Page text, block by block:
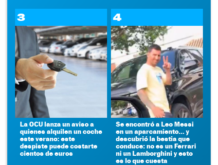
3
La OCU lanza un aviso a
quienes alquilen un coche
este verano: este
despiste puede costarte
cientos de euros
4
Se encontró a Leo Messi
en un aparcamiento... y
descubrió la bestia que
conduce: no es un Ferrari
ni un Lamborghini y esto
es lo que cuesta